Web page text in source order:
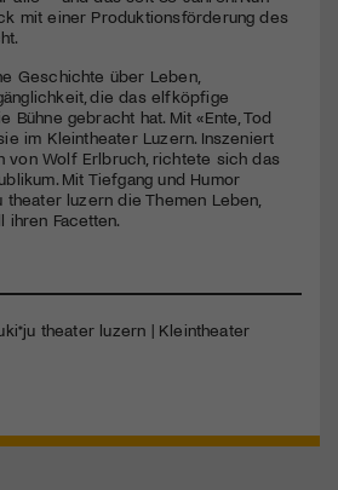
mit einer Produktionsförderung des
Geschichte über Leben,
die das elfköpfige
Bühne gebracht hat. Mit «Ente, Tod
im Kleintheater Luzern. Inszeniert
von Wolf Erlbruch, richtete sich das
Mit Tiefgang und Humor
luzern die Themen Leben,
ihren Facetten.
theater luzern | Kleintheater